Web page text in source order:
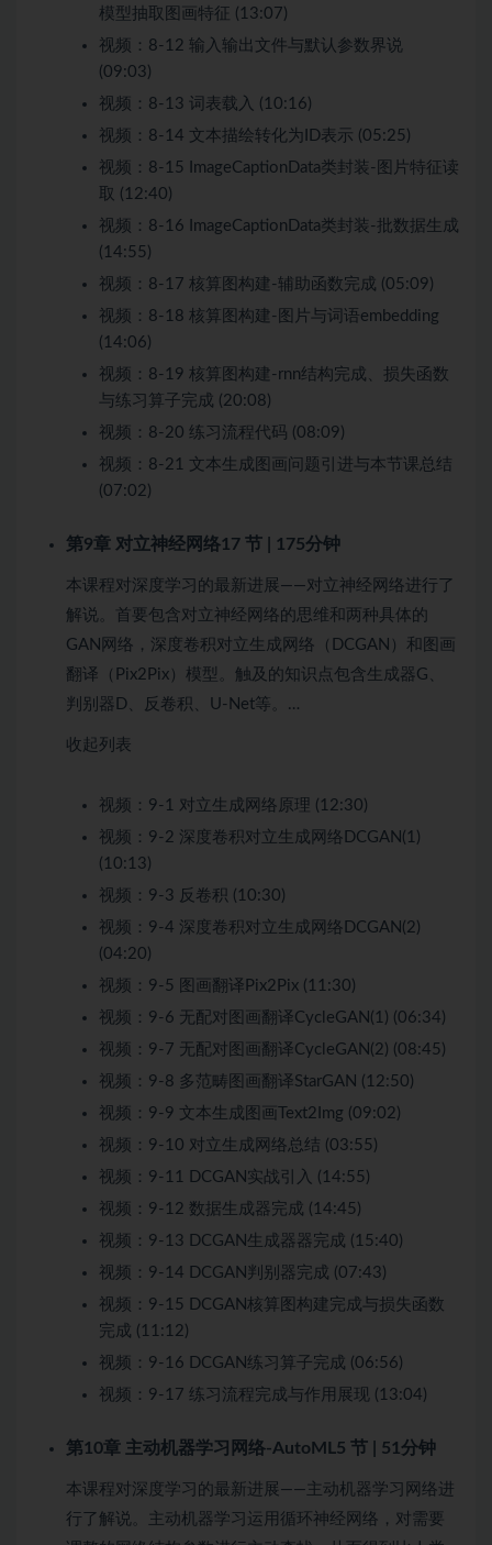
模型抽取图画特征 (13:07)
视频： 8-12 输入输出文件与默认参数界说
(09:03)
视频： 8-13 词表载入 (10:16)
视频： 8-14 文本描绘转化为ID表示 (05:25)
视频： 8-15 ImageCaptionData类封装-图片特征读
取 (12:40)
视频： 8-16 ImageCaptionData类封装-批数据生成
(14:55)
视频： 8-17 核算图构建-辅助函数完成 (05:09)
视频： 8-18 核算图构建-图片与词语embedding
(14:06)
视频： 8-19 核算图构建-rnn结构完成、损失函数
与练习算子完成 (20:08)
视频： 8-20 练习流程代码 (08:09)
视频： 8-21 文本生成图画问题引进与本节课总结
(07:02)
第9章 对立神经网络17 节 | 175分钟
本课程对深度学习的最新进展——对立神经网络进行了
解说。首要包含对立神经网络的思维和两种具体的
GAN网络，深度卷积对立生成网络（DCGAN）和图画
翻译（Pix2Pix）模型。触及的知识点包含生成器G、
判别器D、反卷积、U-Net等。…
收起列表
视频： 9-1 对立生成网络原理 (12:30)
视频： 9-2 深度卷积对立生成网络DCGAN(1)
(10:13)
视频： 9-3 反卷积 (10:30)
视频： 9-4 深度卷积对立生成网络DCGAN(2)
(04:20)
视频： 9-5 图画翻译Pix2Pix (11:30)
视频： 9-6 无配对图画翻译CycleGAN(1) (06:34)
视频： 9-7 无配对图画翻译CycleGAN(2) (08:45)
视频： 9-8 多范畴图画翻译StarGAN (12:50)
视频： 9-9 文本生成图画Text2Img (09:02)
视频： 9-10 对立生成网络总结 (03:55)
视频： 9-11 DCGAN实战引⼊ (14:55)
视频： 9-12 数据生成器完成 (14:45)
视频： 9-13 DCGAN生成器器完成 (15:40)
视频： 9-14 DCGAN判别器完成 (07:43)
视频： 9-15 DCGAN核算图构建完成与损失函数
完成 (11:12)
视频： 9-16 DCGAN练习算子完成 (06:56)
视频： 9-17 练习流程完成与作用展现 (13:04)
第10章 主动机器学习网络-AutoML5 节 | 51分钟
本课程对深度学习的最新进展——主动机器学习网络进
行了解说。主动机器学习运用循环神经网络，对需要